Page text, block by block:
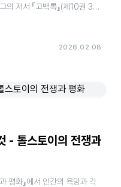
2026.02.08
- 톨스토이의 전쟁과
평화』에서 인간의 욕망과 각